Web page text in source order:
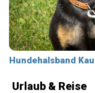
Hundehalsband
Urlaub & Reise